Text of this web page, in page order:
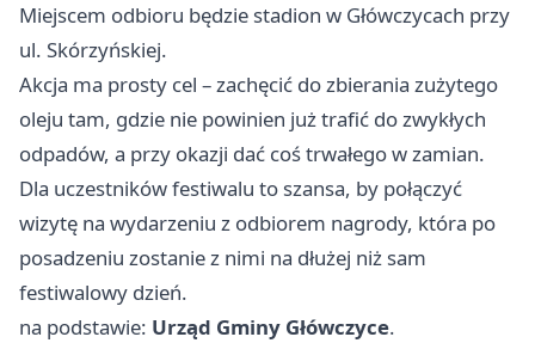
Miejscem odbioru będzie stadion w Główczycach przy
ul. Skórzyńskiej.
Akcja ma prosty cel – zachęcić do zbierania zużytego
oleju tam, gdzie nie powinien już trafić do zwykłych
odpadów, a przy okazji dać coś trwałego w zamian.
Dla uczestników festiwalu to szansa, by połączyć
wizytę na wydarzeniu z odbiorem nagrody, która po
posadzeniu zostanie z nimi na dłużej niż sam
festiwalowy dzień.
na podstawie: Urząd Gminy Główczyce.